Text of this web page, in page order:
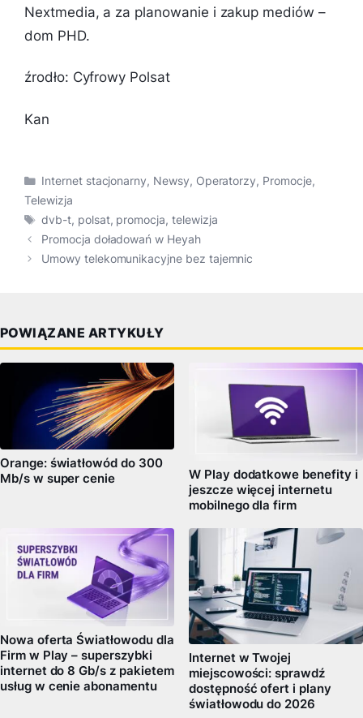
Nextmedia, a za planowanie i zakup mediów –
dom PHD.
źrodło: Cyfrowy Polsat
Kan
Kategorie
Internet stacjonarny, Newsy, Operatorzy, Promocje,
Telewizja
Tagi
dvb-t, polsat, promocja, telewizja
Promocja doładowań w Heyah
Umowy telekomunikacyjne bez tajemnic
POWIĄZANE ARTYKUŁY
Orange: światłowód do 300
Mb/s w super cenie
W Play dodatkowe benefity i
jeszcze więcej internetu
mobilnego dla firm
Nowa oferta Światłowodu dla
Firm w Play – superszybki
internet do 8 Gb/s z pakietem
usług w cenie abonamentu
Internet w Twojej
miejscowości: sprawdź
dostępność ofert i plany
światłowodu do 2026